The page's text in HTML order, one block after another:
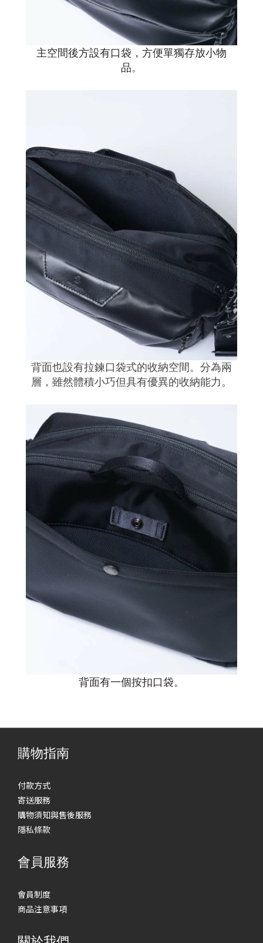
主空間後方設有口袋，方便單獨存放小物
品。
背面也設有拉鍊口袋式的收納空間。分為兩
層，雖然體積小巧但具有優異的收納能力。
背面有一個按扣口袋。
購物指南
付款方式
寄送服務
購物須知與售後服務
隱私條款
會員服務
會員制度
商品注意事項